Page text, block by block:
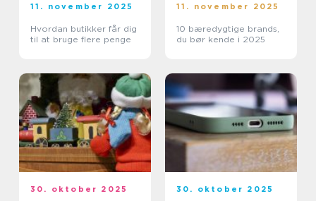
11. november 2025
Hvordan butikker får dig
til at bruge flere penge
11. november 2025
10 bæredygtige brands,
du bør kende i 2025
30. oktober 2025 30. oktober 2025